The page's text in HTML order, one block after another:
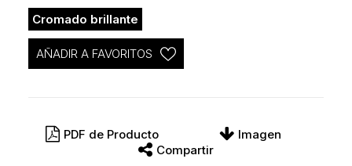
Cromado brillante
AÑADIR A FAVORITOS
PDF de Producto
Imagen
Compartir